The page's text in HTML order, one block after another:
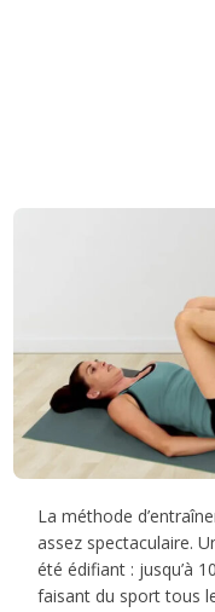
La méthode
assez spectaculaire.
été édifiant : jusqu’à
faisant du sport tous